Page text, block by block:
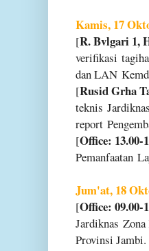
Kamis, 17
[R. Bvlgari 1,
verifikasi
dan LAN
[Rusid Grha
teknis
report
[Office: 13.00-
Pemanfaatan
Jum'at, 18
[Office: 09.00-
Jardiknas
Provinsi Jambi.